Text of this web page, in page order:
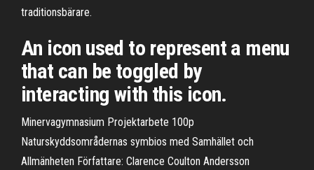
traditionsbärare.
An icon used to represent a menu
that can be toggled by
interacting with this icon.
Minervagymnasium Projektarbete 100p
Naturskyddsområdernas symbios med Samhället och
Allmänheten Författare: Clarence Coulton Andersson